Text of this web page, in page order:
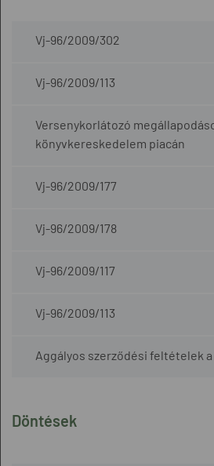
Döntések
Vj-96/2009/302
Vj-96/2009/113
Versenykorlátozó
könyvkereskedelem piacán
Vj-96/2009/177
Vj-96/2009/178
Vj-96/2009/117
Vj-96/2009/113
Aggályos szerződési feltételek